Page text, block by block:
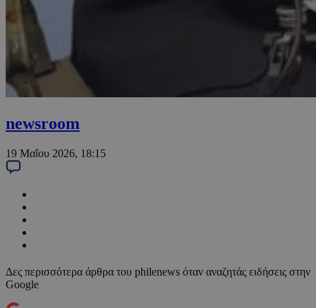
newsroom
19 Μαΐου 2026, 18:15
Δες περισσότερα άρθρα του philenews όταν αναζητάς ειδήσεις στην
Google